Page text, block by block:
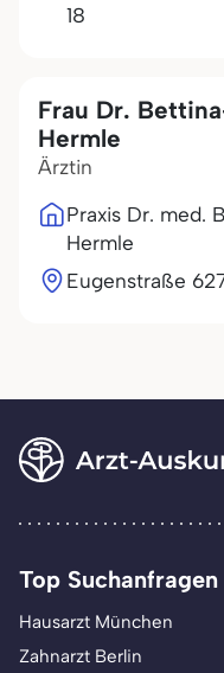
18
Frau Dr.
Hermle
Ärztin
Praxis Dr. med.
Hermle
Eugenstraße 62
Top Suchanfragen
Hausarzt München
Zahnarzt Berlin